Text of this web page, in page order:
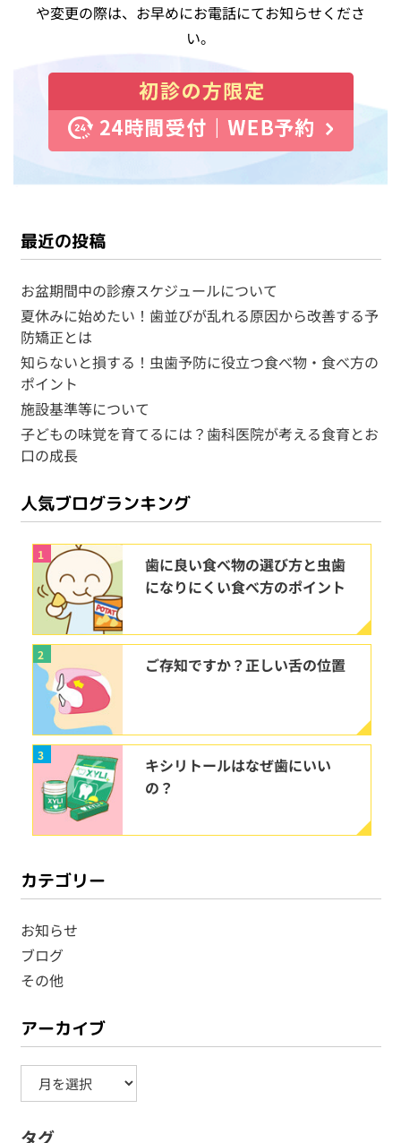
や変更の際は、お早めにお電話にてお知らせくださ
い。
最近の投稿
お盆期間中の診療スケジュールについて
夏休みに始めたい！歯並びが乱れる原因から改善する予
防矯正とは
知らないと損する！虫歯予防に役立つ食べ物・食べ方の
ポイント
施設基準等について
子どもの味覚を育てるには？歯科医院が考える食育とお
口の成長
人気ブログランキング
1
歯に良い食べ物の選び方と虫歯
になりにくい食べ方のポイント
2 ご存知ですか？正しい舌の位置
3
キシリトールはなぜ歯にいい
の？
カテゴリー
お知らせ
ブログ
その他
アーカイブ
ー
カ
タグ